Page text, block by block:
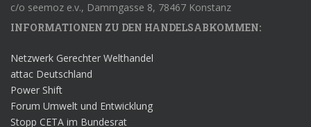
c/o seemoz e.v., Dammgasse 8, 78467 Konstanz
INFORMATIONEN ZU DEN HANDELSABKOMMEN:
Netzwerk Gerechter Welthandel
attac Deutschland
Power Shift
Forum Umwelt und Entwicklung
Stopp CETA im Bundesrat